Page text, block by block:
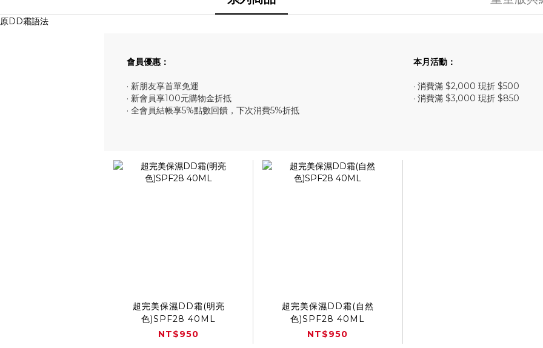
原DD霜語法
會員優惠： 本月活動：
· 新朋友享首單免運
· 新會員享100元購物金折抵
· 全會員結帳享5%點數回饋，下次消費5%折抵
· 消費滿 $2,000 現折 $500
· 消費滿 $3,000 現折 $850
超完美保濕DD霜(明亮
色)SPF28 40ML
NT$950
超完美保濕DD霜(自然
色)SPF28 40ML
NT$950